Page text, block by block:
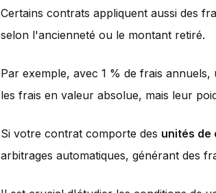
Certains contrats appliquent aussi des
selon l'ancienneté ou le montant retiré.
Par exemple, avec 1 % de frais
les frais en valeur absolue, mais leur
Si votre contrat comporte des unités de
arbitrages automatiques, générant des